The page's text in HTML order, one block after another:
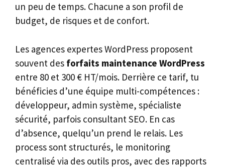
un peu de temps. Chacune a son profil de
budget, de risques et de confort.
Les agences expertes WordPress proposent
souvent des forfaits maintenance WordPress
entre 80 et 300 € HT/mois. Derrière ce tarif, tu
bénéficies d’une équipe multi-compétences :
développeur, admin système, spécialiste
sécurité, parfois consultant SEO. En cas
d’absence, quelqu’un prend le relais. Les
process sont structurés, le monitoring
centralisé via des outils pros, avec des rapports